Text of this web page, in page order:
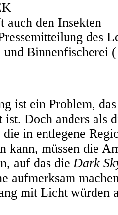
den Insekten
des
und Binnenfischerei
ist ein Problem,
ist. Doch anders als
in entlegene
kann, müssen die
auf das dieDark
aufmerksam
mit Licht würden